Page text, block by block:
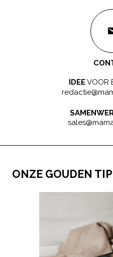
IDEEVOOR
ONZE GOUDEN TIP